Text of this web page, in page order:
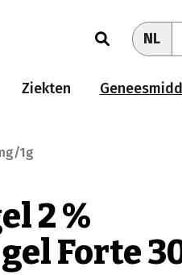
NL
Ziekten
1g
2 %
Forte